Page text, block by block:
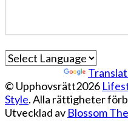
© Upphovsrätt2026
Style. Alla rättigheter
Utvecklad av Blossom